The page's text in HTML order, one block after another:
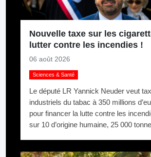
Nouvelle taxe sur les
lutter contre les incendies !
06 août 2026
Sciences & Santé
Le député LR Yannick Neuder veut
industriels du tabac à 350 millions
pour financer la lutte contre les
sur 10 d’origine humaine, 25 000